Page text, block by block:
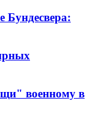
Бундесвера:
военному в